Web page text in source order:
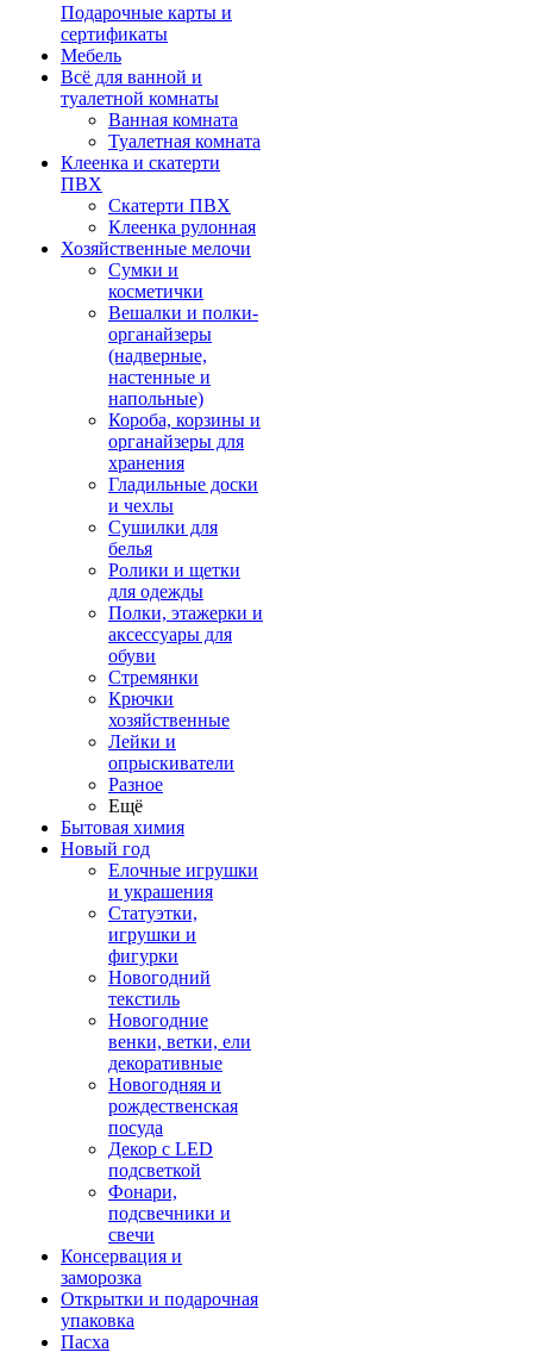
Подарочные карты и
сертификаты
Мебель
Всё для ванной и
туалетной комнаты
Ванная комната
Туалетная комната
Клеенка и скатерти
ПВХ
Скатерти ПВХ
Клеенка рулонная
Хозяйственные мелочи
Сумки и
косметички
Вешалки и полки-
органайзеры
(надверные,
настенные и
напольные)
Короба, корзины и
органайзеры для
хранения
Гладильные доски
и чехлы
Сушилки для
белья
Ролики и щетки
для одежды
Полки, этажерки и
аксессуары для
обуви
Стремянки
Крючки
хозяйственные
Лейки и
опрыскиватели
Разное
Ещё
Бытовая химия
Новый год
Елочные игрушки
и украшения
Статуэтки,
игрушки и
фигурки
Новогодний
текстиль
Новогодние
венки, ветки, ели
декоративные
Новогодняя и
рождественская
посуда
Декор с LED
подсветкой
Фонари,
подсвечники и
свечи
Консервация и
заморозка
Открытки и подарочная
упаковка
Пасха